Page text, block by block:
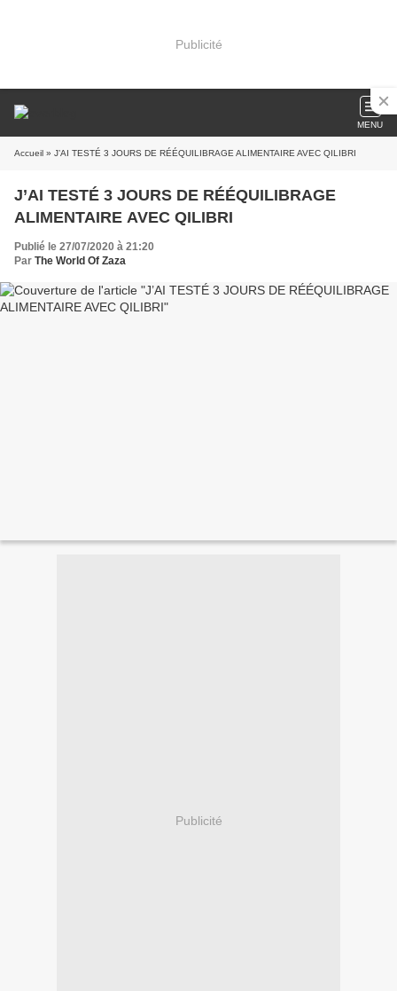
Publicité
MENU
Accueil » J’AI TESTÉ 3 JOURS DE RÉÉQUILIBRAGE ALIMENTAIRE AVEC QILIBRI
J’AI TESTÉ 3 JOURS DE RÉÉQUILIBRAGE
ALIMENTAIRE AVEC QILIBRI
Publié le 27/07/2020 à 21:20
Par The World Of Zaza
Publicité